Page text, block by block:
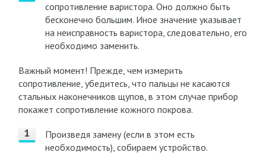
сопротивление варистора. Оно должно быть
бесконечно большим. Иное значение указывает
на неисправность варистора, следовательно, его
необходимо заменить.
Важный момент! Прежде, чем измерить
сопротивление, убедитесь, что пальцы не касаются
стальных наконечников щупов, в этом случае прибор
покажет сопротивление кожного покрова.
Произведя замену (если в этом есть
необходимость), собираем устройство.